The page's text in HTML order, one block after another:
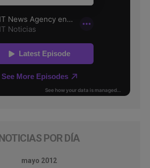
NOTICIAS POR DÍA
mayo 2012